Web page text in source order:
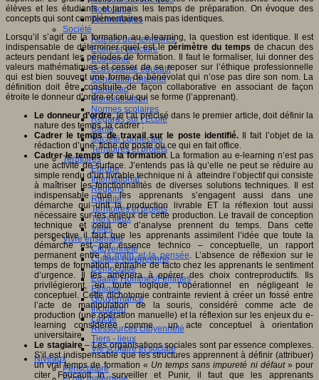
Robotique
Technologies
Société
Acteurs des territoires
Ecole et structure
Economie
Ecosystème éducatif
Génération internet
Handicap
Mondialisation
Normes scolaires
Regards sur l’Ecole
Santé
Société connectée
Territoires et projets
Territoires
Europe
International
Régions
Ruralité
Territoires et projets
Tiers lieux
Villes
Vivre ensemble
Citoyenneté
Culture européenne
Démocratie
Egalité Hommes/Femmes
Ethique
Gouvernance
Inclusion
Laïcité
Ressources citoyenneté
Tiers - lieux
Vie scolaire et sociale
Niveaux
Périscolaire
élèves et les étudiants et jamais les temps de préparation. On évoque des
concepts qui sont complémentaires mais pas identiques.
Lorsqu’il s’agit de la formation au e.learning, la question est identique. Il est
indispensable de déterminer quel est lepérimètre du temps de chacun des
acteurs pendant les périodes de formation. Il faut le formaliser, lui donner des
valeurs mathématiques et cesser de se reposer sur l’éthique professionnelle
qui est bien souvent une forme de bénévolat qui n’ose pas dire son nom. La
définition doit être construite de façon collaborative en associant de façon
étroite le donneur d’ordre et celui qui se forme (l’apprenant).
Le donneur d’ordre, je l’ai précisé dans le premier article, doit définir la
nature des temps, la cadrer :
Cadrer le temps de travail sur le poste identifié.Il fait l’objet de la
rédaction d’une fiche de poste ou ce qui en fait office.
Cadrer le temps de la formation. La formation au e-learning n’est pas
une activité de surface. J’entends pas là qu’elle ne peut se réduire au
simple rendu d’un livrable technique ni à atteindre l’objectif qui consiste
à maîtriser les fonctionnalités de diverses solutions techniques. Il est
indispensable que les apprenants s’engagent aussi dans une
démarche qui unit la production livrable ET la réflexion tout aussi
nécessaire sur les enjeux de cette production. Le travail de conception
technique et celui de d’analyse prennent du temps. Dans cette
perspective il faut que les apprenants assimilent l’idée que toute la
démarche est par essence technico – conceptuelle, un rapport
permanent entrela main et la pensée. L’absence de réflexion sur le
temps de formation, entraîne de facto chez les apprenants le sentiment
d’urgence. Il les amènera à opérer des choix contreproductifs. Ils
privilégieront, en toute logique, l’opérationnel en négligeant le
conceptuel. Cette dichotomie contrainte revient à créer un fossé entre
l’acte de manipulation de la souris, considéré comme acte de
production (une opération manuelle) et la réflexion sur les enjeux du e-
learning considérée comme un acte conceptuel à orientation
universitaire.
Le stagiaire– Les organisations sociales sont par essence complexes.
S’il est indispensable que les structures apprennent à définir (attribuer)
un vrai temps de formation « Un temps sans impureté ni défaut» pour
citer Foucault in surveiller et Punir, il faut que les apprenants